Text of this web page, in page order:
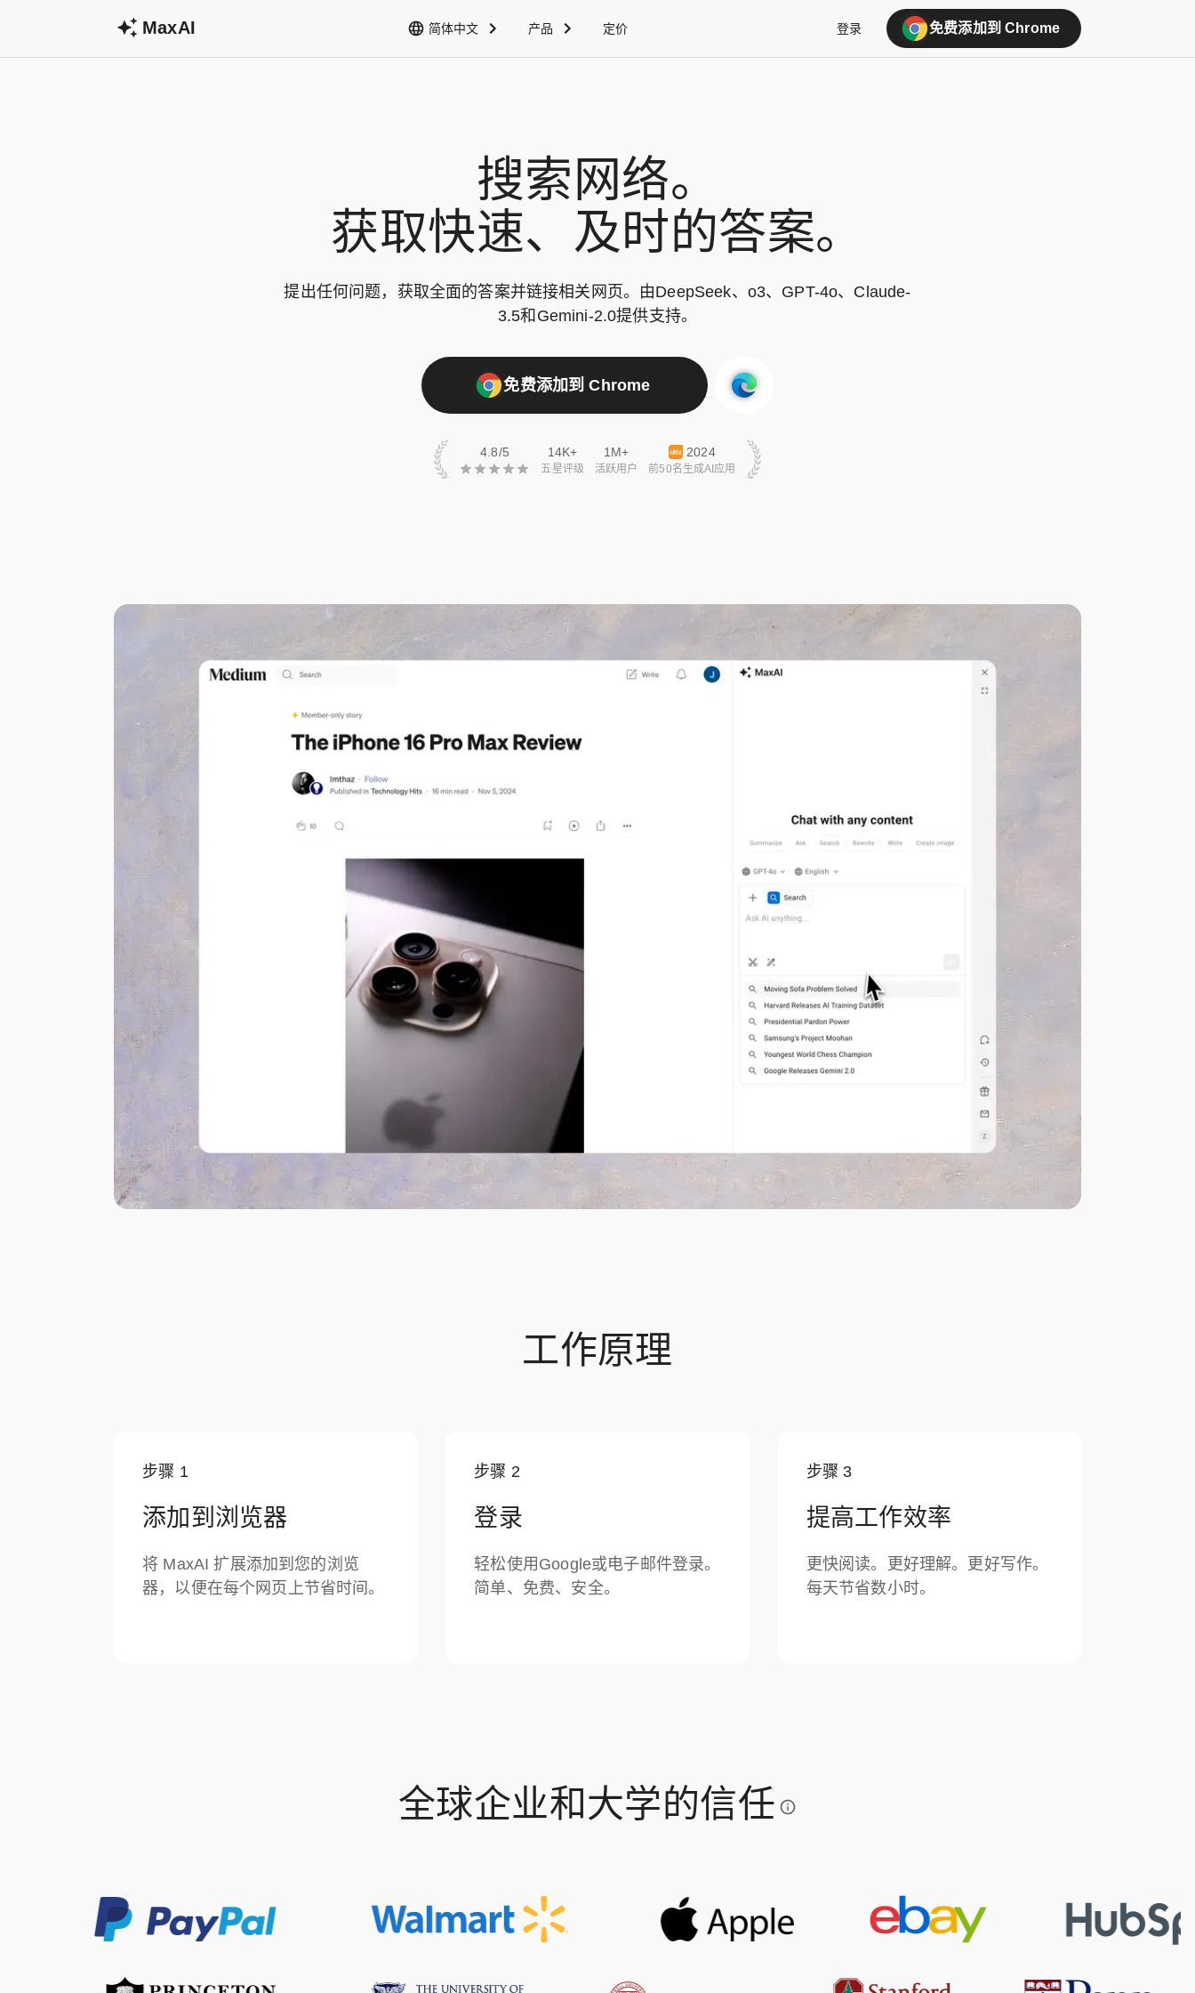
MaxAI 简体中文 产品 定价 登录 免费添加到 Chrome
搜索网络。
获取快速、及时的答案。
提出任何问题，获取全面的答案并链接相关网页。由DeepSeek、o3、GPT-4o、Claude-
3.5和Gemini-2.0提供支持。
免费添加到 Chrome
4.8/5 14K+
五星评级
1M+
活跃用户
2024
前50名生成AI应用
工作原理
步骤 1
添加到浏览器
将 MaxAI 扩展添加到您的浏览
器，以便在每个网页上节省时间。
步骤 2
登录
轻松使用Google或电子邮件登录。
简单、免费、安全。
步骤 3
提高工作效率
更快阅读。更好理解。更好写作。
每天节省数小时。
全球企业和大学的信任